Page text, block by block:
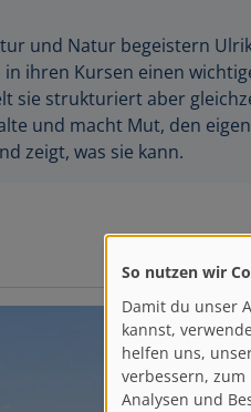
und Natur begeistern
ihren Kursen einen
sie strukturiert aber
und macht Mut, den
zeigt, was sie kann.
So nutzen wir
Damit du unser
kannst,
helfen uns,
verbessern,
Analysen und